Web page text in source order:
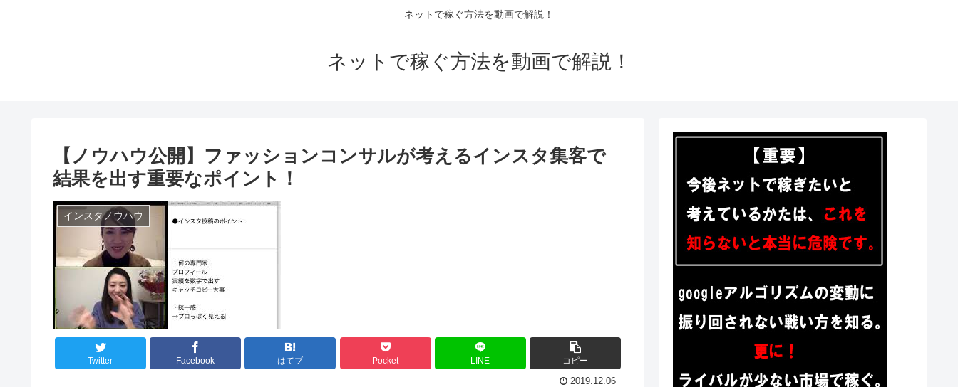
ネットで稼ぐ方法を動画で解説！
ネットで稼ぐ方法を動画で解説！
【ノウハウ公開】ファッションコンサルが考えるインスタ集客で
結果を出す重要なポイント！
インスタノウハウ
Twitter Facebook はてブ Pocket LINE コピー
2019.12.06